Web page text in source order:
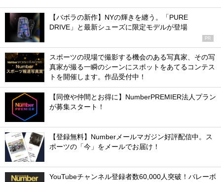
【バボラの新作】NYの輝きを纏う。「PURE
DRIVE」と最新シューズに限定モデルが登場
PR
スポーツの現場で撮影する機会のある写真家、その写
真家が撮る一瞬のシーンにスポットをあてるコンテス
トを開催します。作品受付中！
【同僚や仲間とお得に】NumberPREMIER法人プラン
が募集スタート！
【登録無料】Numberメールマガジン好評配信中。ス
ポーツの「今」をメールでお届け！
YouTubeチャンネル登録者数60,000人突破！バレーボ